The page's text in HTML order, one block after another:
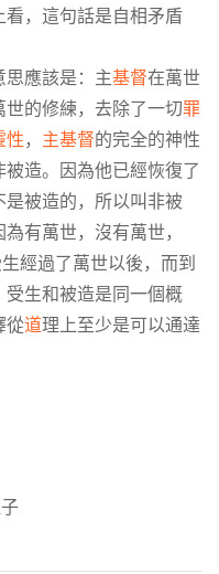
，這句話是自相矛盾
思應該是：主基督在萬世
世的修練，去除了一切罪
性 ， 主基督的完全的神性
造。因為他已經恢復了
被造的，所以叫非被
有萬世，沒有萬世，
經過了萬世以後，而到
生和被造是同一個概
從道理上至少是可以通達